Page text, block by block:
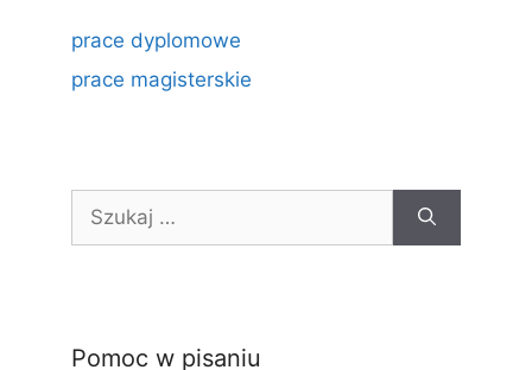
prace dyplomowe
prace magisterskie
Szukaj:
Pomoc w pisaniu